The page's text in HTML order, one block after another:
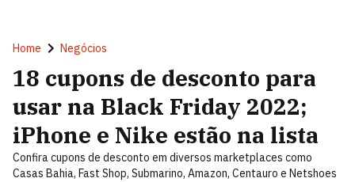
Home Negócios
18 cupons de desconto para
usar na Black Friday 2022;
iPhone e Nike estão na lista
Confira cupons de desconto em diversos marketplaces como
Casas Bahia, Fast Shop, Submarino, Amazon, Centauro e Netshoes